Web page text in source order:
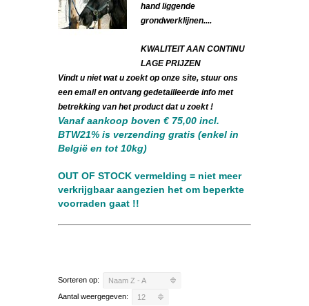
hand liggende
grondwerklijnen....
KWALITEIT AAN CONTINU
LAGE PRIJZEN
Vindt u niet wat u zoekt op onze site, stuur ons
een email en ontvang gedetailleerde info met
betrekking van het product dat u zoekt !
Vanaf aankoop boven € 75,00 incl.
BTW21% is verzending gratis (enkel in
België en tot 10kg)
OUT OF STOCK vermelding = niet meer
verkrijgbaaraangezien het om beperkte
voorraden gaat !!
Sorteren op:
Naam Z - A
Aantal weergegeven:
12